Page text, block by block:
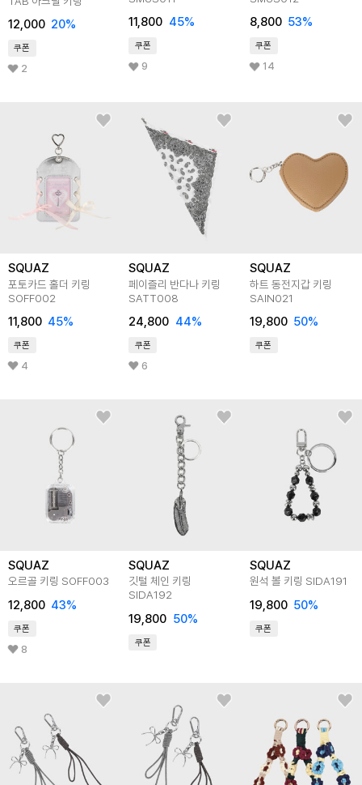
12,000 20%
쿠폰
2
11,800 45%
쿠폰
9
8,800 53%
쿠폰
14
SQUAZ
포토카드 홀더 키링
SOFF002
11,800 45%
쿠폰
4
SQUAZ
페이즐리 반다나 키링
SATT008
24,800 44%
쿠폰
6
SQUAZ
하트 동전지갑 키링
SAIN021
19,800 50%
쿠폰
SQUAZ
오르골 키링 SOFF003
12,800 43%
쿠폰
8
SQUAZ
깃털 체인 키링
SIDA192
19,800 50%
쿠폰
SQUAZ
원석 볼 키링 SIDA191
19,800 50%
쿠폰